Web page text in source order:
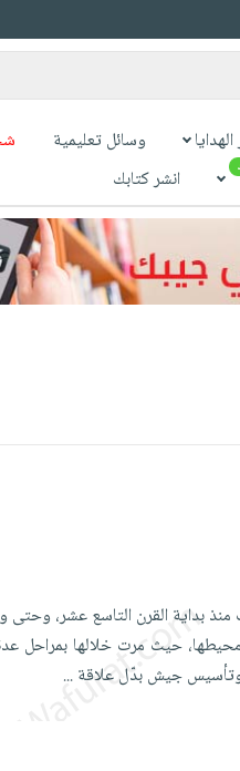
وسائل تعليمية
انشر كتابك
بداية القرن التاسع عشر، وحتى
حيث مرت خلالها بمراحل
وتأسيس جيش بدّل علاقة...